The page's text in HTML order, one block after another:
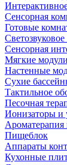
Сенсорная
Готовые
Сенсорная
Мягкие модули
Настенные
Сухие
Тактильное
Песочная
Ионизаторы и
Ароматерапия
Пищеблок
Аппараты
Кухонные